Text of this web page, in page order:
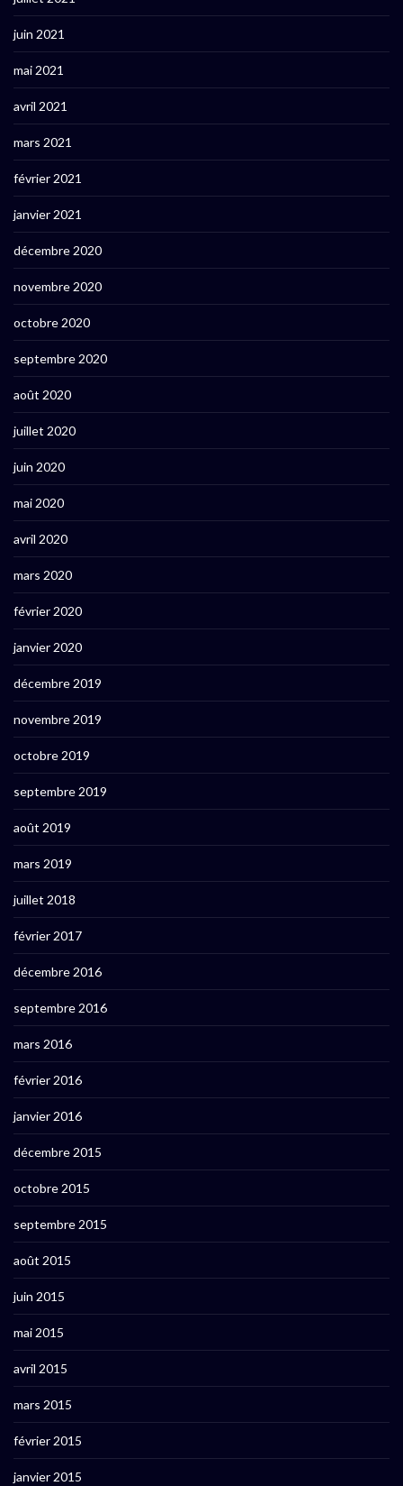
juin 2021
mai 2021
avril 2021
mars 2021
février 2021
janvier 2021
décembre 2020
novembre 2020
octobre 2020
septembre 2020
août 2020
juillet 2020
juin 2020
mai 2020
avril 2020
mars 2020
février 2020
janvier 2020
décembre 2019
novembre 2019
octobre 2019
septembre 2019
août 2019
mars 2019
juillet 2018
février 2017
décembre 2016
septembre 2016
mars 2016
février 2016
janvier 2016
décembre 2015
octobre 2015
septembre 2015
août 2015
juin 2015
mai 2015
avril 2015
mars 2015
février 2015
janvier 2015